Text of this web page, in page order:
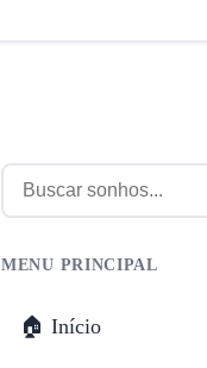
MENU PRINCIPAL
🏠 Início